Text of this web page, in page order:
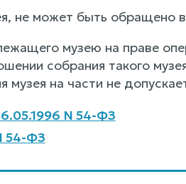
не может быть обращено
музею на праве
собрания такого
на части не
N 54-ФЗ
54-ФЗ